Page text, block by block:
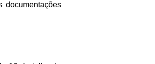
documentações